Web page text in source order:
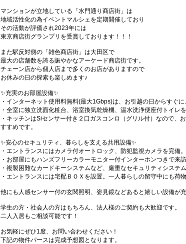
マンションが立地している「水門通り商店街」は
地域活性化の為イベントマルシェを定期開催しており
その活動が評価され2023年には
東京商店街グランプリを受賞しております！！！
また駅反対側の「雑色商店街」は大田区で
最大の店舗数を誇る賑やかなアーケード商店街です。
チェーン店から個人店まで多くのお店がありますので
お休みの日の探索も楽しめます♪
✨充実のお部屋設備✨
・インターネット使用料無料(最大1Gbps)は、お引越の日からすぐに
・全室に独立洗面化粧台、浴室換気乾燥機、温水洗浄便座付トイレを
・キッチンはSiセンサー付き２口ガスコンロ（グリル付）なので、
すすめです。
✨安心のセキュリティ、暮らしを支える共用設備✨
・エントランスにはカメラ付オートロック、防犯監視カメラを完備。
・お部屋にもハンズフリーカラーモニター付インターホンつきで来
・複製困難なカードキーシステムなど、厳重なセキュリティシステ
・エントランスには宅配ＢＯＸを設置。一人暮らしの留守中にも荷
他にも人感センサー付の玄関照明、姿見鏡などあると嬉しい設備が充
学生の方・社会人の方はもちろん、法人様のご契約も大歓迎です。
二人入居もご相談可能です！
お気軽にぜひ1度、お問い合わせください！
下記の物件パースは完成予想図となります。